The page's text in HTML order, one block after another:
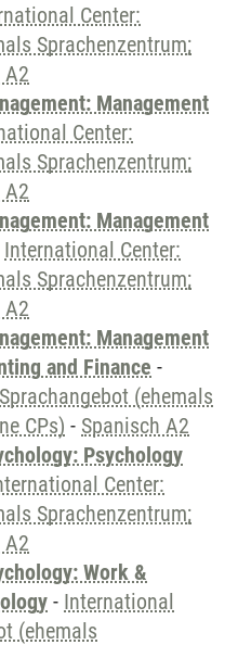
Center:
Sprachenzentrum;
A2
Management
Center:
Sprachenzentrum;
A2
Management
International Center:
Sprachenzentrum;
A2
Management
and Finance -
(ehemals
CPs) - Spanisch A2
Psychology
Center:
Sprachenzentrum;
A2
Work &
- International
(ehemals